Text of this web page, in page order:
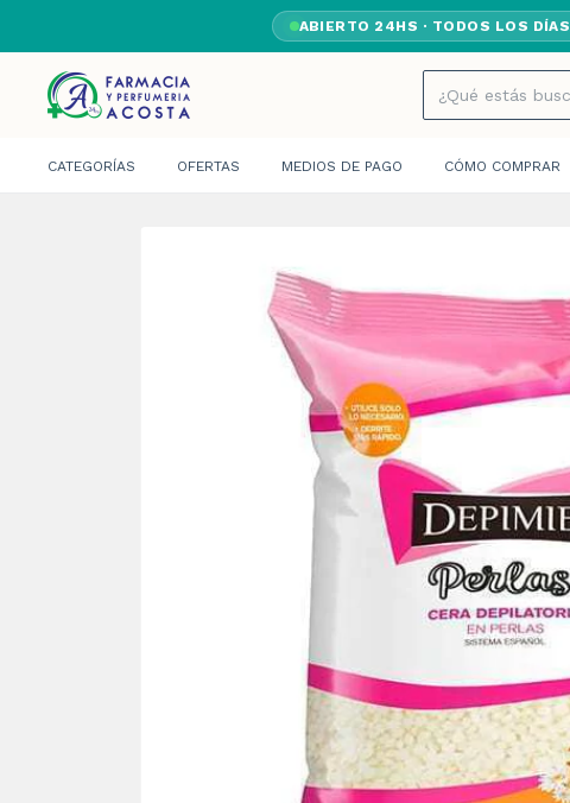
ABIERTO 24HS · TODOS LOS DÍAS
CATEGORÍAS OFERTAS MEDIOS DE PAGO CÓMO COMPRAR